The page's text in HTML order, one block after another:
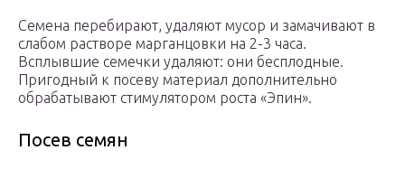
Семена перебирают, удаляют мусор и замачивают в
слабом растворе марганцовки на 2-3 часа.
Всплывшие семечки удаляют: они бесплодные.
Пригодный к посеву материал дополнительно
обрабатывают стимулятором роста «Эпин».
Посев семян